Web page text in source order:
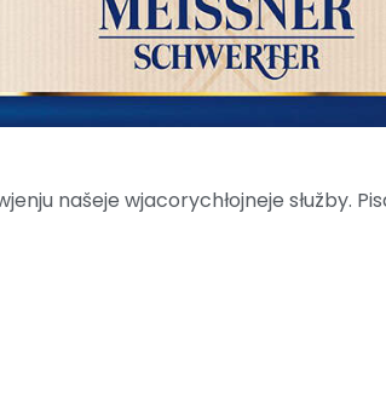
našeje wjacorychłojneje słužby.